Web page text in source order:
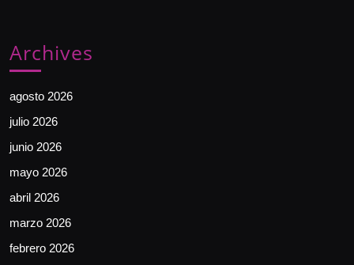
Archives
agosto 2026
julio 2026
junio 2026
mayo 2026
abril 2026
marzo 2026
febrero 2026